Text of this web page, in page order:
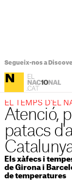
Segueix-nos a
EL TEMPS D'EL
Atenció,
patacs
Els xàfecs i
de Girona i
de temperatures